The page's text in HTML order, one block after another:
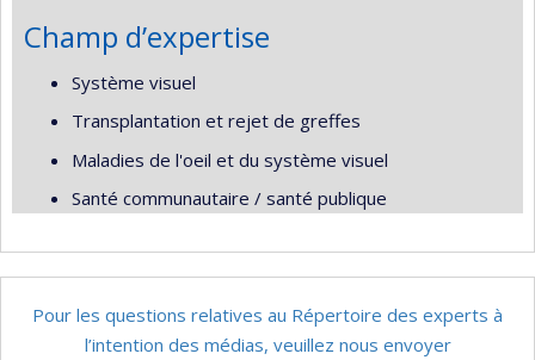
Champ d’expertise
Système visuel
Transplantation et rejet de greffes
Maladies de l'oeil et du système visuel
Santé communautaire / santé publique
Pour les questions relatives au Répertoire des experts à
l’intention des médias, veuillez nous envoyer